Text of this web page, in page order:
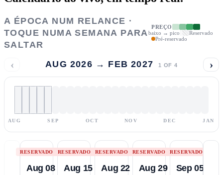
A ÉPOCA NUM RELANCE ·
TOQUE NUMA SEMANA PARA
SALTAR
PREÇO
baixo → pico
Reservado
Pré-reservado
‹ AUG 2026 → FEB 2027 1 OF 4 ›
AUG SEP OCT NOV DEC JAN
RESERVADO
Aug 08
RESERVADO
Aug 15
RESERVADO
Aug 22
RESERVADO
Aug 29
RESERVADO
Sep 05